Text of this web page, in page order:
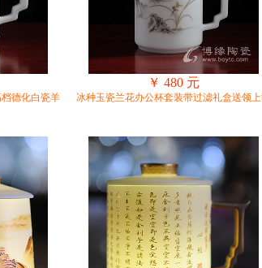
德化白瓷羊
￥ 480 元
冰种玉瓷兰花办公杯套装带过滤礼盒送领上